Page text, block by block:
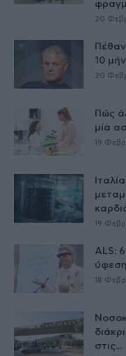
20
10
20
Πώς
μία
19
19
ALS:
18
στις...